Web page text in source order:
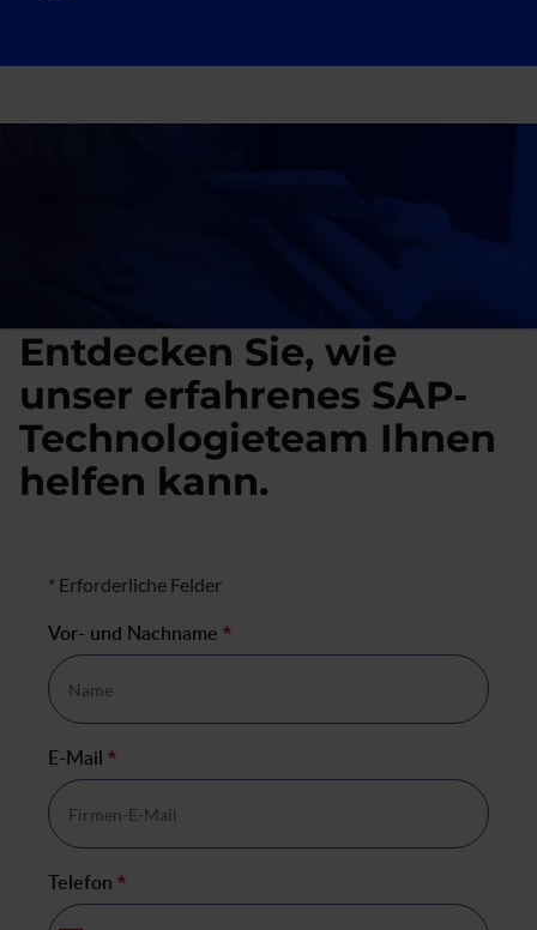
Entdecken Sie, wie
unser erfahrenes SAP-
Technologieteam Ihnen
helfen kann.
Geschäftsformular
* Erforderliche Felder
Vor- und Nachname *
E-Mail *
Telefon *